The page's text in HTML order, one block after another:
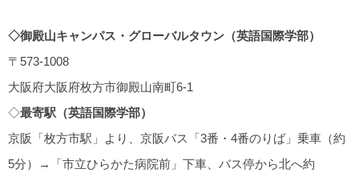
◇御殿山キャンパス・グローバルタウン（英語国際学部）
〒573-1008
大阪府大阪府枚方市御殿山南町6-1
◇最寄駅（英語国際学部）
京阪「枚方市駅」より、京阪バス「3番・4番のりば」乗車（約
5分）→「市立ひらかた病院前」下車、バス停から北へ約